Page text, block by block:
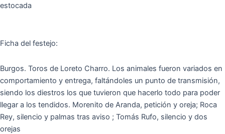
estocada
Ficha del festejo:
Burgos. Toros de Loreto Charro. Los animales fueron variados en
comportamiento y entrega, faltándoles un punto de transmisión,
siendo los diestros los que tuvieron que hacerlo todo para poder
llegar a los tendidos. Morenito de Aranda, petición y oreja; Roca
Rey, silencio y palmas tras aviso ; Tomás Rufo, silencio y dos
orejas